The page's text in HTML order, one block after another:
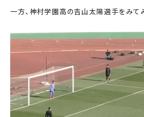
一方、神村学園高の吉山太陽選手をみて